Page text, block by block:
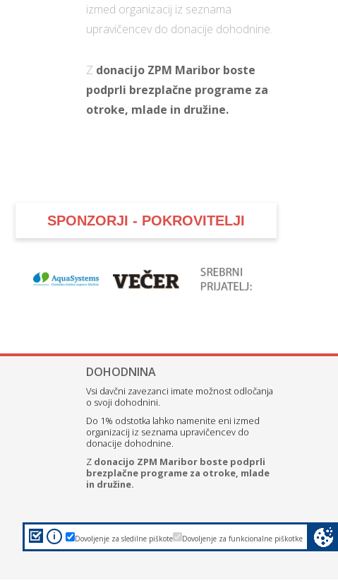
izmed organizacij iz seznama
upravičencev do donacije dohodnine.
Z donacijo ZPM Maribor boste
podprli brezplačne programe za
otroke, mlade in družine.
SPONZORJI - POKROVITELJI
DOHODNINA
Vsi davčni zavezanci imate možnost odločanja
o svoji dohodnini.
Do 1% odstotka lahko namenite eni izmed
organizacij iz seznama upravičencev do
donacije dohodnine.
Z donacijo ZPM Maribor boste podprli
brezplačne programe za otroke, mlade
in družine.
Dovoljenje za funkcionalne piškotke
Dovoljenje za sledilne piškote
i